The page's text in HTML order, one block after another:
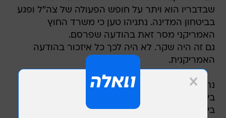
שבדבריו הוא ויתר על חופש הפעולה של צה"ל ופגע
בביטחון המדינה. נתניהו טען כי משרד החוץ
האמריקני מסר זאת בהודעה שפרסם.
גם זה היה שקר. לא היה לכך כל איזכור בהודעה
האמריקנית.
נתניהו חשף עוד פרטים מתוך שיחותיו עם הנשיא
ביידן ועם שר ההגנה לויד אוסטין. הוא טען ששניהם
ביקשו ממנו להתחייב למדיניות של "אין הפתעות"